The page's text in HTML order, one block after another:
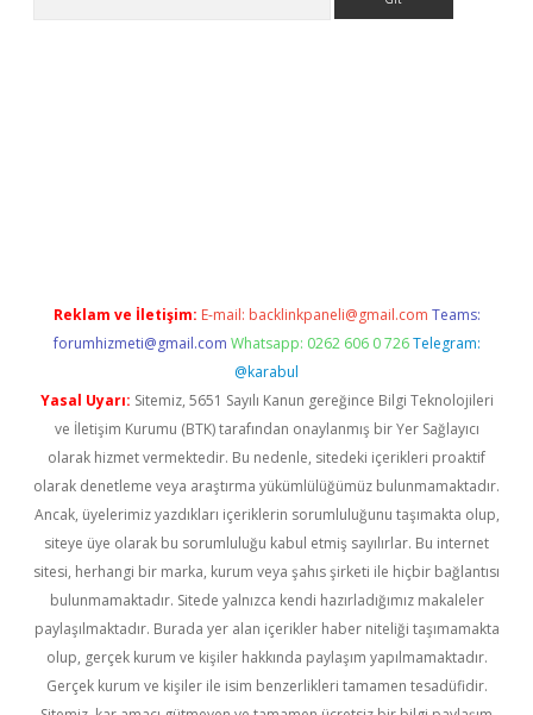
Reklam ve İletişim: E-mail: backlinkpaneli@gmail.com Teams:
forumhizmeti@gmail.com Whatsapp: 0262 606 0 726 Telegram:
@karabul
Yasal Uyarı: Sitemiz, 5651 Sayılı Kanun gereğince Bilgi Teknolojileri
ve İletişim Kurumu (BTK) tarafından onaylanmış bir Yer Sağlayıcı
olarak hizmet vermektedir. Bu nedenle, sitedeki içerikleri proaktif
olarak denetleme veya araştırma yükümlülüğümüz bulunmamaktadır.
Ancak, üyelerimiz yazdıkları içeriklerin sorumluluğunu taşımakta olup,
siteye üye olarak bu sorumluluğu kabul etmiş sayılırlar. Bu internet
sitesi, herhangi bir marka, kurum veya şahıs şirketi ile hiçbir bağlantısı
bulunmamaktadır. Sitede yalnızca kendi hazırladığımız makaleler
paylaşılmaktadır. Burada yer alan içerikler haber niteliği taşımamakta
olup, gerçek kurum ve kişiler hakkında paylaşım yapılmamaktadır.
Gerçek kurum ve kişiler ile isim benzerlikleri tamamen tesadüfidir.